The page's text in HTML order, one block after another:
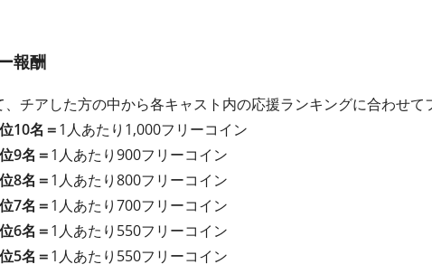
報酬
チアした方の中から各キャスト内の応援ランキングに合わせて
10名＝1人あたり1,000フリーコイン
9名＝1人あたり900フリーコイン
8名＝1人あたり800フリーコイン
7名＝1人あたり700フリーコイン
6名＝1人あたり550フリーコイン
5名＝1人あたり550フリーコイン